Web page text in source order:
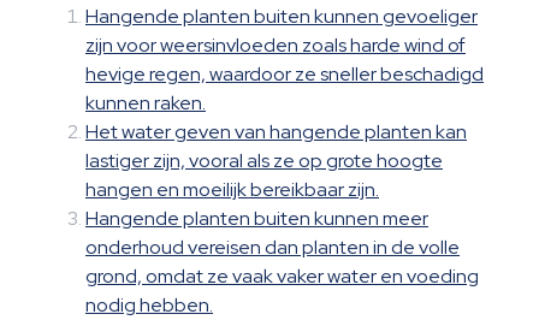
Hangende planten buiten kunnen gevoeliger
zijn voor weersinvloeden zoals harde wind of
hevige regen, waardoor ze sneller beschadigd
kunnen raken.
Het water geven van hangende planten kan
lastiger zijn, vooral als ze op grote hoogte
hangen en moeilijk bereikbaar zijn.
Hangende planten buiten kunnen meer
onderhoud vereisen dan planten in de volle
grond, omdat ze vaak vaker water en voeding
nodig hebben.